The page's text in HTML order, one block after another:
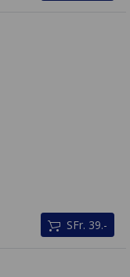
SFr. 39.-